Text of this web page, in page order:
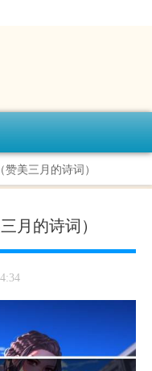
美三月的诗词）
月的诗词）